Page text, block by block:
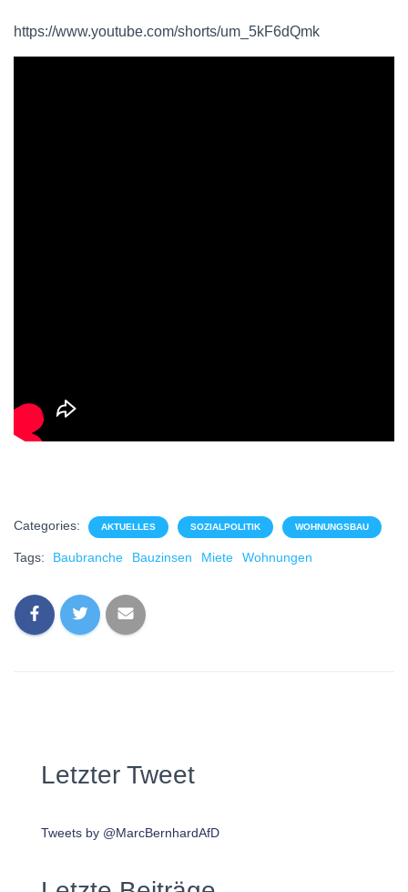
https://www.youtube.com/shorts/um_5kF6dQmk
Categories: AKTUELLES SOZIALPOLITIK WOHNUNGSBAU
Tags: Baubranche Bauzinsen Miete Wohnungen
Letzter Tweet
Tweets by @MarcBernhardAfD